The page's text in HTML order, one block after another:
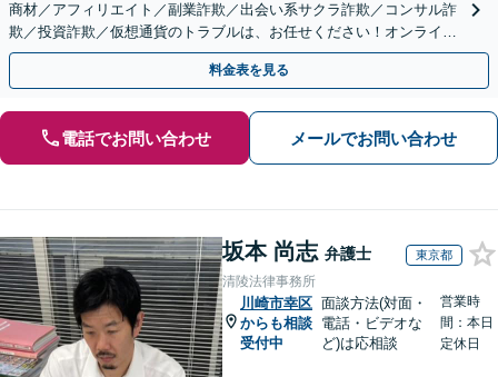
商材／アフィリエイト／副業詐欺／出会い系サクラ詐欺／コンサル詐
欺／投資詐欺／仮想通貨のトラブルは、お任せください！オンライン
のみで解決も可能！
料金表を見る
電話でお問い合わせ メールでお問い合わせ
坂本 尚志 弁護士 東京都
清陵法律事務所
川崎市幸区
からも相談
受付中
面談方法(対面・
電話・ビデオな
ど)は応相談
営業時
間：本日
定休日